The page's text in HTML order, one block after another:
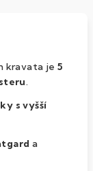
kravata je 5
.
s vyšší
a